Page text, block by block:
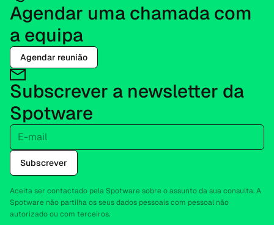
Agendar uma chamada com
a equipa
Agendar reunião
Subscrever a newsletter da
Spotware
E-mail
Subscrever
Aceita ser contactado pela Spotware sobre o assunto da sua consulta. A
Spotware não partilha os seus dados pessoais com pessoal não
autorizado ou com terceiros.